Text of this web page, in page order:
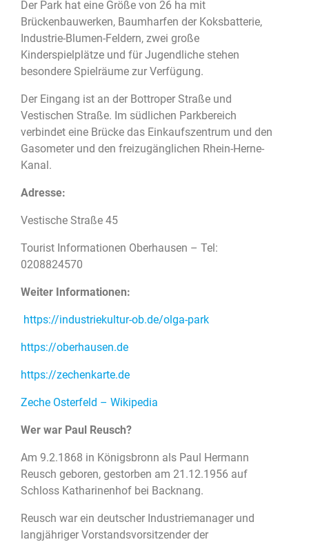
Der Park hat eine Größe von 26 ha mit
Brückenbauwerken, Baumharfen der Koksbatterie,
Industrie-Blumen-Feldern, zwei große
Kinderspielplätze und für Jugendliche stehen
besondere Spielräume zur Verfügung.
Der Eingang ist an der Bottroper Straße und
Vestischen Straße. Im südlichen Parkbereich
verbindet eine Brücke das Einkaufszentrum und den
Gasometer und den freizugänglichen Rhein-Herne-
Kanal.
Adresse:
Vestische Straße 45
Tourist Informationen Oberhausen – Tel:
0208824570
Weiter Informationen:
https://industriekultur-ob.de/olga-park
https://oberhausen.de
https://zechenkarte.de
Zeche Osterfeld – Wikipedia
Wer war Paul Reusch?
Am 9.2.1868 in Königsbronn als Paul Hermann
Reusch geboren, gestorben am 21.12.1956 auf
Schloss Katharinenhof bei Backnang.
Reusch war ein deutscher Industriemanager und
langjähriger Vorstandsvorsitzender der